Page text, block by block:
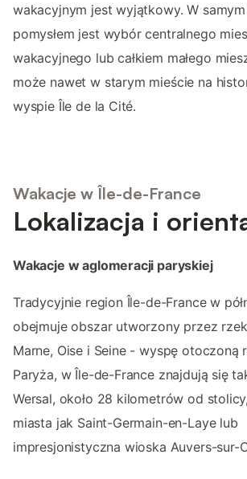
wakacyjnym jest wyjątkowy. W
pomysłem jest wybór centralnego
wakacyjnego lub całkiem małego
może nawet w starym mieście na
wyspie Île de la Cité.
Wakacje w Île-de-France
Lokalizacja i
Wakacje w aglomeracji paryskiej
Tradycyjnie region Île-de-France w
obejmuje obszar utworzony przez
Marne, Oise i Seine - wyspę otoczoną
Paryża, w Île-de-France znajdują się
Wersal, około 28 kilometrów od
miasta jak Saint-Germain-en-Laye lub
impresjonistyczna wioska Auvers-sur-